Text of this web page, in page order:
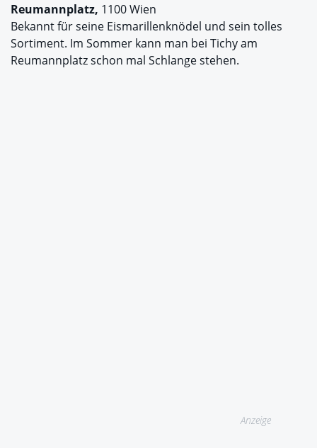
Reumannplatz, 1100 Wien
Bekannt für seine Eismarillenknödel und sein tolles
Sortiment. Im Sommer kann man bei Tichy am
Reumannplatz schon mal Schlange stehen.
Anzeige